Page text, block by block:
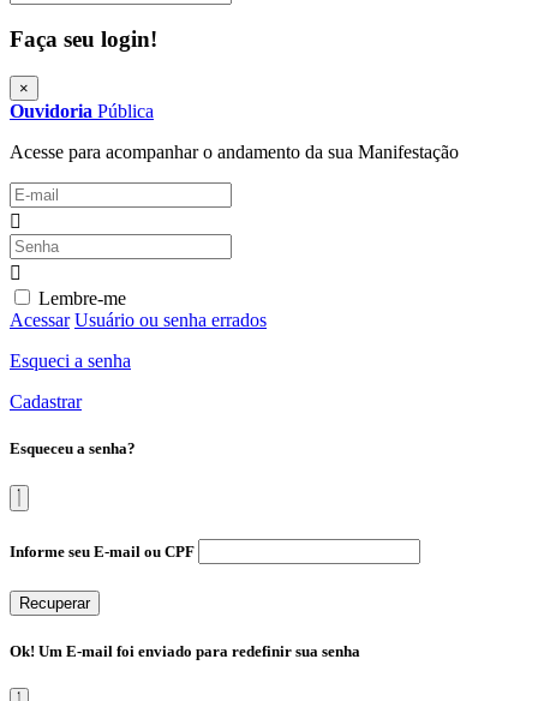
Faça seu login!
×
Ouvidoria Pública
Acesse para acompanhar o andamento da sua Manifestação
Lembre-me
Acessar Usuário ou senha errados
Esqueci a senha
Cadastrar
Esqueceu a senha?
Informe seu E-mail ou CPF
Recuperar
Ok! Um E-mail foi enviado para redefinir sua senha